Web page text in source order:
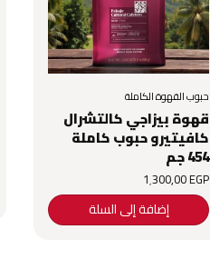
حبوب القهوة الكاملة
قهوة بيزاجي كالتشرال
كافيتيرو حبوب كاملة
454 جم
1٬300٫00EGP
إضافة إلى السلة